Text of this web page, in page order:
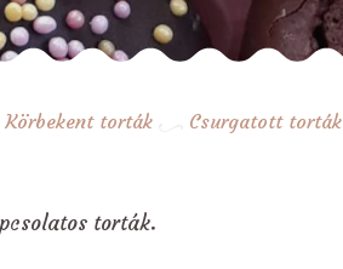
Körbekent torták Csurgatott torták
torták.